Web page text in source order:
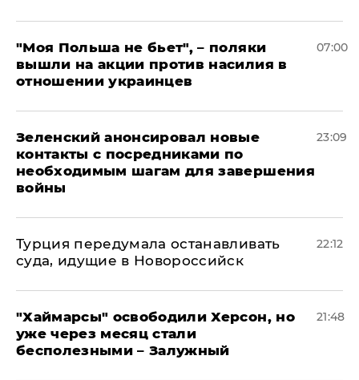
"Моя Польша не бьет", – поляки
вышли на акции против насилия в
отношении украинцев
07:00
Зеленский анонсировал новые
контакты с посредниками по
необходимым шагам для завершения
войны
23:09
Турция передумала останавливать
суда, идущие в Новороссийск
22:12
"Хаймарсы" освободили Херсон, но
уже через месяц стали
бесполезными – Залужный
21:48